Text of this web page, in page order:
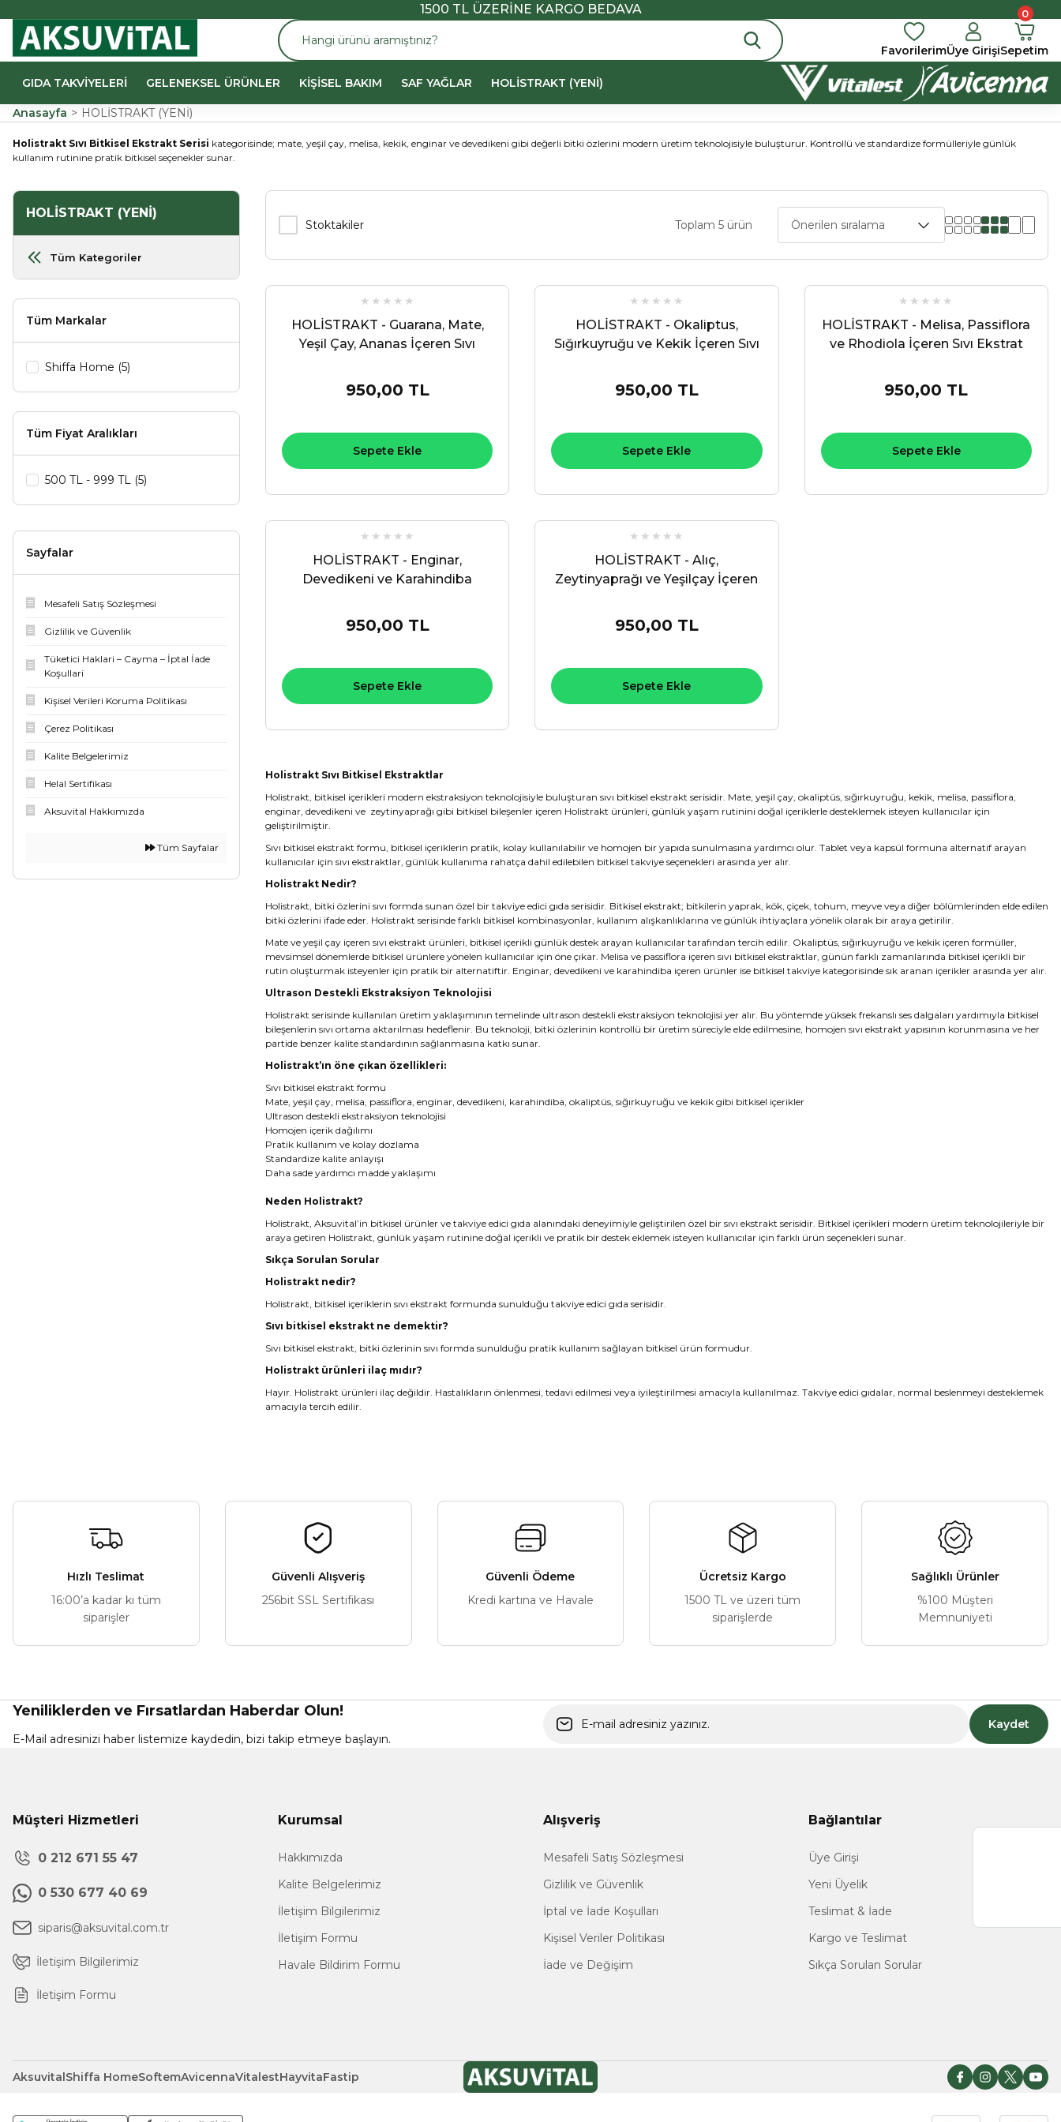
1500 TL ÜZERİNE KARGO BEDAVA
FavorilerimÜye Girişi
0
Sepetim
GIDA TAKVİYELERİ GELENEKSEL ÜRÜNLER KİŞİSEL BAKIM SAF YAĞLAR HOLİSTRAKT (YENİ)
Anasayfa HOLİSTRAKT (YENİ)
Holistrakt Sıvı Bitkisel Ekstrakt Serisi kategorisinde; mate, yeşil çay, melisa, kekik, enginar ve devedikeni gibi değerli bitki özlerini modern üretim teknolojisiyle buluşturur. Kontrollü ve standardize formülleriyle günlük
kullanım rutinine pratik bitkisel seçenekler sunar.
HOLİSTRAKT (YENİ)
Tüm Kategoriler
Tüm Markalar
Shiffa Home (5)
Tüm Fiyat Aralıkları
500 TL - 999 TL (5)
Sayfalar
Mesafeli Satış Sözleşmesi
Gizlilik ve Güvenlik
Tüketici Haklari – Cayma – İptal İade
Koşullari
Kişisel Verileri Koruma Politikası
Çerez Politikası
Kalite Belgelerimiz
Helal Sertifikası
Aksuvital Hakkımızda
Tüm Sayfalar
Stoktakiler Toplam 5 ürün
HOLİSTRAKT - Guarana, Mate,
Yeşil Çay, Ananas İçeren Sıvı
950,00 TL
Sepete Ekle
HOLİSTRAKT - Okaliptus,
Sığırkuyruğu ve Kekik İçeren Sıvı
950,00 TL
Sepete Ekle
HOLİSTRAKT - Melisa, Passiflora
ve Rhodiola İçeren Sıvı Ekstrat
950,00 TL
Sepete Ekle
HOLİSTRAKT - Enginar,
Devedikeni ve Karahindiba
950,00 TL
Sepete Ekle
HOLİSTRAKT - Alıç,
Zeytinyaprağı ve Yeşilçay İçeren
950,00 TL
Sepete Ekle
Holistrakt Sıvı Bitkisel Ekstraktlar
Holistrakt, bitkisel içerikleri modern ekstraksiyon teknolojisiyle buluşturan sıvı bitkisel ekstrakt serisidir. Mate, yeşil çay, okaliptüs, sığırkuyruğu, kekik, melisa, passiflora,
enginar, devedikeni ve zeytinyaprağı gibi bitkisel bileşenler içeren Holistrakt ürünleri, günlük yaşam rutinini doğal içeriklerle desteklemek isteyen kullanıcılar için
geliştirilmiştir.
Sıvı bitkisel ekstrakt formu, bitkisel içeriklerin pratik, kolay kullanılabilir ve homojen bir yapıda sunulmasına yardımcı olur. Tablet veya kapsül formuna alternatif arayan
kullanıcılar için sıvı ekstraktlar, günlük kullanıma rahatça dahil edilebilen bitkisel takviye seçenekleri arasında yer alır.
Holistrakt Nedir?
Holistrakt, bitki özlerini sıvı formda sunan özel bir takviye edici gıda serisidir. Bitkisel ekstrakt; bitkilerin yaprak, kök, çiçek, tohum, meyve veya diğer bölümlerinden elde edilen
bitki özlerini ifade eder. Holistrakt serisinde farklı bitkisel kombinasyonlar, kullanım alışkanlıklarına ve günlük ihtiyaçlara yönelik olarak bir araya getirilir.
Mate ve yeşil çay içeren sıvı ekstrakt ürünleri, bitkisel içerikli günlük destek arayan kullanıcılar tarafından tercih edilir. Okaliptüs, sığırkuyruğu ve kekik içeren formüller,
mevsimsel dönemlerde bitkisel ürünlere yönelen kullanıcılar için öne çıkar. Melisa ve passiflora içeren sıvı bitkisel ekstraktlar, günün farklı zamanlarında bitkisel içerikli bir
rutin oluşturmak isteyenler için pratik bir alternatiftir. Enginar, devedikeni ve karahindiba içeren ürünler ise bitkisel takviye kategorisinde sık aranan içerikler arasında yer alır.
Ultrason Destekli Ekstraksiyon Teknolojisi
Holistrakt serisinde kullanılan üretim yaklaşımının temelinde ultrason destekli ekstraksiyon teknolojisi yer alır. Bu yöntemde yüksek frekanslı ses dalgaları yardımıyla bitkisel
bileşenlerin sıvı ortama aktarılması hedeflenir. Bu teknoloji, bitki özlerinin kontrollü bir üretim süreciyle elde edilmesine, homojen sıvı ekstrakt yapısının korunmasına ve her
partide benzer kalite standardının sağlanmasına katkı sunar.
Holistrakt’ın öne çıkan özellikleri:
Sıvı bitkisel ekstrakt formu
Mate, yeşil çay, melisa, passiflora, enginar, devedikeni, karahindiba, okaliptüs, sığırkuyruğu ve kekik gibi bitkisel içerikler
Ultrason destekli ekstraksiyon teknolojisi
Homojen içerik dağılımı
Pratik kullanım ve kolay dozlama
Standardize kalite anlayışı
Daha sade yardımcı madde yaklaşımı
Neden Holistrakt?
Holistrakt, Aksuvital’in bitkisel ürünler ve takviye edici gıda alanındaki deneyimiyle geliştirilen özel bir sıvı ekstrakt serisidir. Bitkisel içerikleri modern üretim teknolojileriyle bir
araya getiren Holistrakt, günlük yaşam rutinine doğal içerikli ve pratik bir destek eklemek isteyen kullanıcılar için farklı ürün seçenekleri sunar.
Sıkça Sorulan Sorular
Holistrakt nedir?
Holistrakt, bitkisel içeriklerin sıvı ekstrakt formunda sunulduğu takviye edici gıda serisidir.
Sıvı bitkisel ekstrakt ne demektir?
Sıvı bitkisel ekstrakt, bitki özlerinin sıvı formda sunulduğu pratik kullanım sağlayan bitkisel ürün formudur.
Holistrakt ürünleri ilaç mıdır?
Hayır. Holistrakt ürünleri ilaç değildir. Hastalıkların önlenmesi, tedavi edilmesi veya iyileştirilmesi amacıyla kullanılmaz. Takviye edici gıdalar, normal beslenmeyi desteklemek
amacıyla tercih edilir.
Hızlı Teslimat
16:00’a kadar ki tüm
siparişler
Güvenli Alışveriş
256bit SSL Sertifikası
Güvenli Ödeme
Kredi kartına ve Havale
Ücretsiz Kargo
1500 TL ve üzeri tüm
siparişlerde
Sağlıklı Ürünler
%100 Müşteri
Memnuniyeti
Yeniliklerden ve Fırsatlardan Haberdar Olun!
E-Mail adresinizi haber listemize kaydedin, bizi takip etmeye başlayın.
Kaydet
Müşteri Hizmetleri
0 212 671 55 47
0 530 677 40 69
siparis@aksuvital.com.tr
İletişim Bilgilerimiz
İletişim Formu
Kurumsal
Hakkımızda
Kalite Belgelerimiz
İletişim Bilgilerimiz
İletişim Formu
Havale Bildirim Formu
Alışveriş
Mesafeli Satış Sözleşmesi
Gizlilik ve Güvenlik
İptal ve İade Koşulları
Kişisel Veriler Politikası
İade ve Değişim
Bağlantılar
Üye Girişi
Yeni Üyelik
Teslimat & İade
Kargo ve Teslimat
Sıkça Sorulan Sorular
AksuvitalShiffa HomeSoftemAvicennaVitalestHayvitaFastip